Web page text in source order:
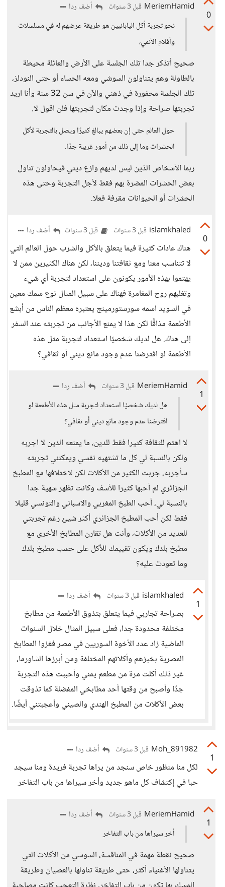
0
MeriemHamid قبل 3 سنوات
أضف ردا
نحو تجربة أكل اليابانيين هو طريقة عرضهم له في مسلسلات
وأفلام الأنمي،
صحيح أتذكر جدا تلك الجلسة على الأرض والعائلة محيطة
بالطاولة وهم يتناولون السوشي ومعه الحساء أو حتى النودلز،
تلك الجلسة محفورة في ذهني والآن في سن 32 سنة وأنا اريد
تجربتها صراحة وإذا وجدت مكان لتجربتها فلن اقول لا.
حول العالم حتى إن بعضهم يبالغ كثيرًا ويصل بالتجربة لأكل
الحشرات وما إلى ذلك من أمور غريبة جدًا.
ربما الأشخاص الذين ليس لديهم وازع ديني فيحاولون تناول
بعض الحشرات المضرة بهم فقط لأجل التجربة وحتى هذه
الحشرات أو الحيوانات مقرفة فعلا.
0
islamkhaled قبل 3 سنوات قبل 3 سنوات أضف ردا
هناك عادات كثيرة فيما يتعلق بالأكل والشرب حول العالم التي
لا تتناسب معنا ومع ثقافتنا وديننا، لكن هناك الكثيرين ممن لا
يهتموا بهذه الأمور يكونون على استعداد لتجربة أي شيء
وتغلبهم روح المغامرة فهناك على سبيل المثال نوع سمك معين
في السويد اسمه سورستورمينج يعتبره معظم الناس من أبشع
الأطعمة مذاقًا لكن هذا لا يمنع الأجانب من تجربته عند السفر
إلى هناك. هل لديك شخصيًا استعداد لتجربة مثل هذه
الأطعمة لو افترضنا عدم وجود مانع ديني أو ثقافي؟
1
MeriemHamid قبل 3 سنوات
أضف ردا
هل لديك شخصيًا استعداد لتجربة مثل هذه الأطعمة لو
افترضنا عدم وجود مانع ديني أو ثقافي؟
لا اهتم للثقافة كثيرا فقط للدين، ما يمنعه الدين لا اجربه
ولكن بالنسبة لي كل ما تشتهيه نفسي ويمكنني تجربته
سأجربه، جربت الكثير من الأكلات لكن لاختلافها مع المطبخ
الجزائري لم أحبها كثيرا للأسف وكانت تظهر شهية جدا
بالنسبة لي، أحب الطبخ المغربي والاسباني والتونسي قليلا
فقط لكن أحب المطبخ الجزائري أكثر شيئ رغم تجربتي
للعديد من الأكلات، وأنت هل تقارن المطابخ الأخرى مع
مطبخ بلدك ويكون تقييمك للأكل على حسب مطبخ بلدك
وما تعودت عليه؟
1
islamkhaled قبل 3 سنوات أضف ردا
بصراحة تجاربي فيما يتعلق بتذوق الأطعمة من مطابخ
مختلفة محدودة جدا، فعلى سبيل المثال خلال السنوات
الماضية زاد عدد الأخوة السوريين في مصر فغزوا المطابخ
المصرية بخبزهم وأكلاتهم المختلفة ومن أبرزها الشاورما،
غير ذلك أكلت مرة من مطعم يمني وأحببت هذه التجربة
جدًا وأصبح من وقتها أحد مطابخي المفضلة كما تذوقت
بعض الأكلات من المطبخ الهندي والصيني وأعجبتني أيضًا.
1
Moh_891982 قبل 3 سنوات أضف ردا
لكل منا منظور خاص سنجد من يراها تجربة فريدة ومنا سيجد
حبا في إكتشاف كل ماهو جديد وأخر سيراها من باب التفاخر
1
MeriemHamid قبل 3 سنوات
أضف ردا
أخر سيراها من باب التفاخر
صحيح نقطة مهمة في المناقشة، السوشي من الأكلات التي
يتناولها الأغنياء أكثر، حتى طريقة تناولها بالعصيان وطريقة